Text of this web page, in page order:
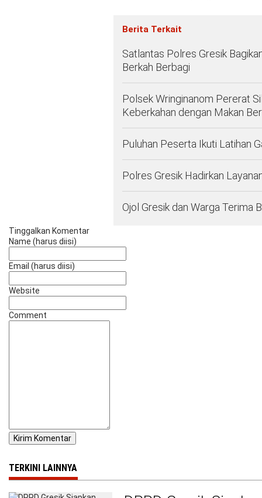
Berita Terkait
Satlantas Polres Gresik
Berkah Berbagi
Polsek Wringinanom Pererat
Keberkahan dengan Makan
Puluhan Peserta Ikuti Latihan
Polres Gresik Hadirkan
Ojol Gresik dan Warga Terima
Tinggalkan Komentar
Name (harus diisi)
Email (harus diisi)
Website
Comment
TERKINI LAINNYA